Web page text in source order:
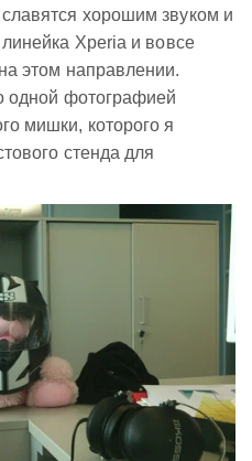
хорошим звуком и
Xperia и вовсе
этом направлении.
одной фотографией
мишки, которого я
стенда для